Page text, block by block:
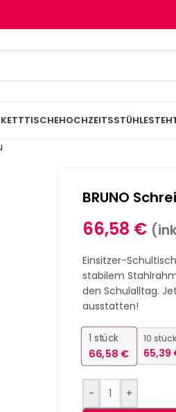
HOCHZEITSSTÜHLE
BRUNO
66,58 €
Einsitzer-
stabilem
den Schulalltag.
ausstatten!
1 stück
66,58 €
10
65,39
- +